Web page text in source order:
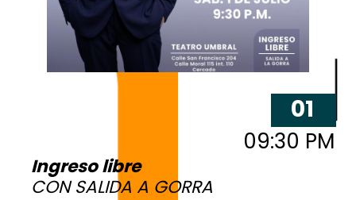
01
09:30 PM
Ingreso libre
CON SALIDA A GORRA